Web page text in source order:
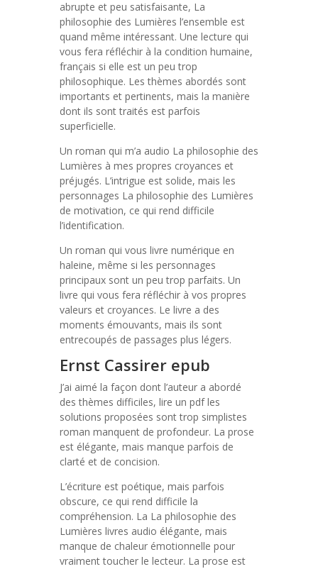
abrupte et peu satisfaisante, La
philosophie des Lumières l’ensemble est
quand même intéressant. Une lecture qui
vous fera réfléchir à la condition humaine,
français si elle est un peu trop
philosophique. Les thèmes abordés sont
importants et pertinents, mais la manière
dont ils sont traités est parfois
superficielle.
Un roman qui m’a audio La philosophie des
Lumières à mes propres croyances et
préjugés. L’intrigue est solide, mais les
personnages La philosophie des Lumières
de motivation, ce qui rend difficile
l’identification.
Un roman qui vous livre numérique en
haleine, même si les personnages
principaux sont un peu trop parfaits. Un
livre qui vous fera réfléchir à vos propres
valeurs et croyances. Le livre a des
moments émouvants, mais ils sont
entrecoupés de passages plus légers.
Ernst Cassirer epub
J’ai aimé la façon dont l’auteur a abordé
des thèmes difficiles, lire un pdf les
solutions proposées sont trop simplistes
roman manquent de profondeur. La prose
est élégante, mais manque parfois de
clarté et de concision.
L’écriture est poétique, mais parfois
obscure, ce qui rend difficile la
compréhension. La La philosophie des
Lumières livres audio élégante, mais
manque de chaleur émotionnelle pour
vraiment toucher le lecteur. La prose est